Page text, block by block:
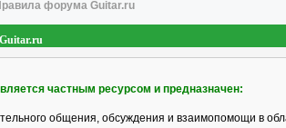
форума Guitar.ru
частным ресурсом и предназначен:
общения, обсуждения и взаимопомощи в